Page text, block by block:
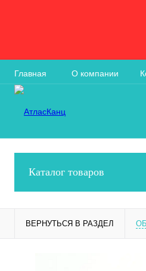
Главная О компании
Каталог товаров
ВЕРНУТЬСЯ В РАЗДЕЛ